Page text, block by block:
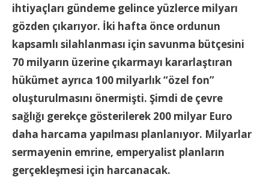
ihtiyaçları gündeme gelince yüzlerce milyarı
gözden çıkarıyor. İki hafta önce ordunun
kapsamlı silahlanması için savunma bütçesini
70 milyarın üzerine çıkarmayı kararlaştıran
hükümet ayrıca 100 milyarlık “özel fon”
oluşturulmasını önermişti. Şimdi de çevre
sağlığı gerekçe gösterilerek 200 milyar Euro
daha harcama yapılması planlanıyor. Milyarlar
sermayenin emrine, emperyalist planların
gerçekleşmesi için harcanacak.